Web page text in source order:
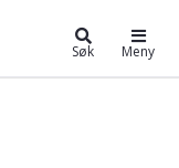
Søk Meny